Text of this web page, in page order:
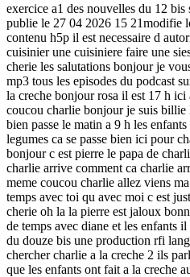
exercice a1 des nouvelles du 12
publie le 27 04 2026 15 21modifie
contenu h5p il est necessaire d
cuisinier une cuisiniere faire une
cherie les salutations bonjour je
mp3 tous les episodes du podcast
la creche bonjour rosa il est 17 h
coucou charlie bonjour je suis billie
bien passe le matin a 9 h les
legumes ca se passe bien ici pour
bonjour c est pierre le papa de
charlie arrive comment ca charlie
meme coucou charlie allez viens
temps avec toi qu avec moi c est
cherie oh la la pierre est jaloux
de temps avec diane et les enfants
du douze bis une production rfi
chercher charlie a la creche 2 ils
que les enfants ont fait a la creche